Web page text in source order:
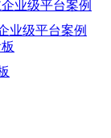
业级平台案例